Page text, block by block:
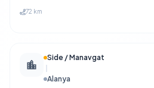
72 km
Side / Manavgat
Alanya